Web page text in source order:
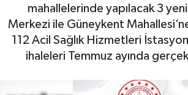
mahallelerinde yapılacak 3 yeni
Merkezi ile Güneykent
112 Acil Sağlık Hizmetleri
ihaleleri Temmuz ayında
GENEL
GÜNDEM
HABERDE İNSAN